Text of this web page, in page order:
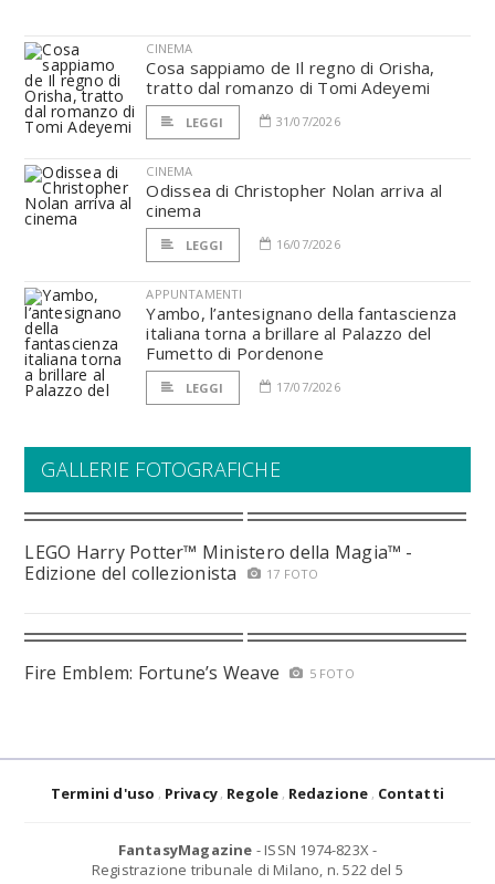
CINEMA
Cosa sappiamo de Il regno di Orisha,
tratto dal romanzo di Tomi Adeyemi
LEGGI 31/07/2026
CINEMA
Odissea di Christopher Nolan arriva al
cinema
LEGGI 16/07/2026
APPUNTAMENTI
Yambo, l’antesignano della fantascienza
italiana torna a brillare al Palazzo del
Fumetto di Pordenone
LEGGI 17/07/2026
GALLERIE FOTOGRAFICHE
LEGO Harry Potter™ Ministero della Magia™ -
Edizione del collezionista
17 FOTO
Fire Emblem: Fortune’s Weave 5 FOTO
Termini d'uso Privacy Regole Redazione Contatti
FantasyMagazine - ISSN 1974-823X -
Registrazione tribunale di Milano, n. 522 del 5